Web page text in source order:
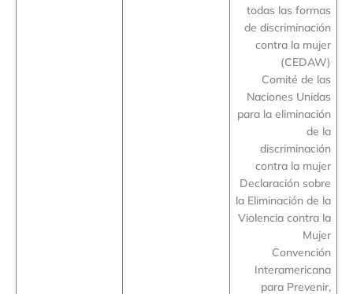
todas las formas
de discriminación
contra la mujer
(CEDAW)
Comité de las
Naciones Unidas
para la eliminación
de la
discriminación
contra la mujer
Declaración sobre
la Eliminación de la
Violencia contra la
Mujer
Convención
Interamericana
para Prevenir,